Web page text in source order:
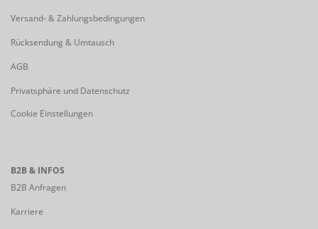
Versand- & Zahlungsbedingungen
Rücksendung & Umtausch
AGB
Privatsphäre und Datenschutz
Cookie Einstellungen
B2B & INFOS
B2B Anfragen
Karriere